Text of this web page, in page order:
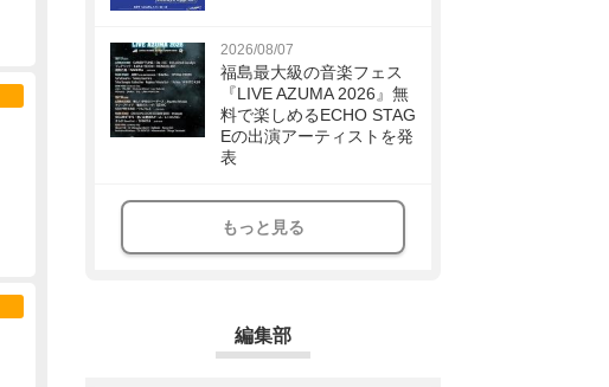
2026/08/07
福島最大級の音楽フェス
『LIVE AZUMA 2026』無
料で楽しめるECHO STAG
Eの出演アーティストを発
表
もっと見る
編集部